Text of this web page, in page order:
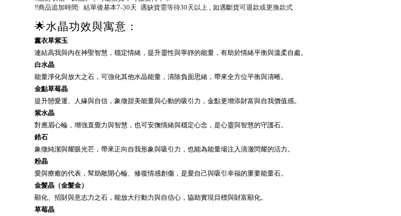
‼️商品追加時間: 結單後基本7-30天 遇缺貨需等待30天以上 , 如遇斷貨可退款或更換款式
🌟水晶功效與寓意：
薰衣草紫玉
連結高我與內在神聖智慧，穩定情緒，提升靈性與寧靜的能量，有助於情緒平衡與溫柔自處。
白水晶
能量淨化與放大之石，可強化其他水晶能量，清除負面思緒，帶來全方位平衡與清晰。
金點草莓晶
提升戀愛運、人緣與自信，象徵甜美能量與心動的吸引力，金點更增添財富與自我價值感。
紫水晶
對應眉心輪，增強直覺力與智慧，也可安撫情緒與穩定心念，是心靈與智慧的守護石。
鋯石
象徵純潔與耀眼光芒，帶來正向自我形象與吸引力，也能為能量場注入清澈閃耀的活力。
粉晶
愛與療癒的代表，幫助敞開心輪、修復情感創傷，是愛自己與吸引幸福的重要能量石。
金髮晶（金髮金）
顯化、招財與意志力之石，能放大行動力與自信心，協助實現目標與財富顯化。
草莓晶